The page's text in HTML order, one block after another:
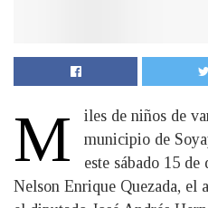
M
iles de niños de
municipio de
este sábado 15
Nelson Enrique Quezada, el